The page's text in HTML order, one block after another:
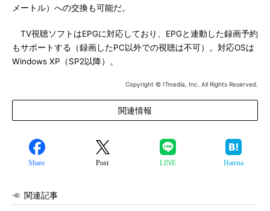
メートル）への交換も可能だ。
TV視聴ソフトはEPGに対応しており、EPGと連動した録画予約
もサポートする（録画したPC以外での視聴は不可）。対応OSは
Windows XP（SP2以降）。
Copyright © ITmedia, Inc. All Rights Reserved.
関連情報
Share Post LINE Hatena
関連記事